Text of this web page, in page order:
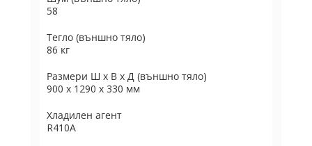
58
Тегло (външно тяло)
86 кг
Размери Ш х В х Д (външно тяло)
900 x 1290 x 330 мм
Хладилен агент
R410A